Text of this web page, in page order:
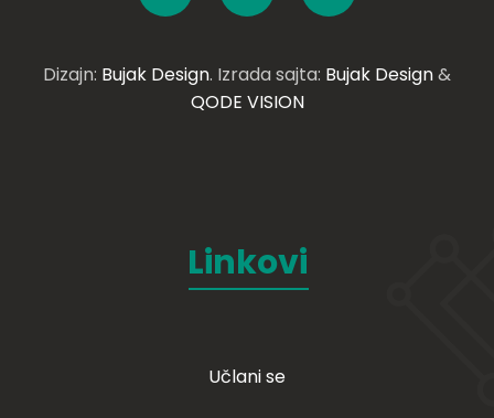
Dizajn: Bujak Design. Izrada sajta: Bujak Design&
QODE VISION
Linkovi
Učlani se